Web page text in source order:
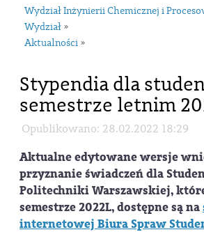
Wydział Inżynierii Chemicznej i
Wydział »
Aktualności »
Stypendia dla
semestrze letnim
Opublikowano: 28.02.2022 18:29
Aktualne edytowane wersje
przyznanie świadczeń dla
Politechniki Warszawskiej,
semestrze 2022L, dostępne są na
internetowej Biura Spraw